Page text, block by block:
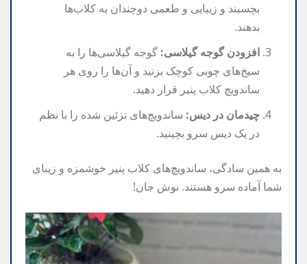
بچسبند و زیبایی و طعمی دوچندان به کلاب‌ها
بدهند.
افزودن گوجه گیلاسی: گوجه گیلاسی‌ها را به
سیخ‌های چوبی کوچک بزنید و آن‌ها را روی هر
ساندویچ کلاب پنیر قرار دهید.
چیدمان در دیس: ساندویچ‌های تزئین شده را با نظم
در یک دیس سرو بچینید.
به همین سادگی، ساندویچ‌های کلاب پنیر خوشمزه و زیبای
شما آماده سرو هستند. نوش جان!